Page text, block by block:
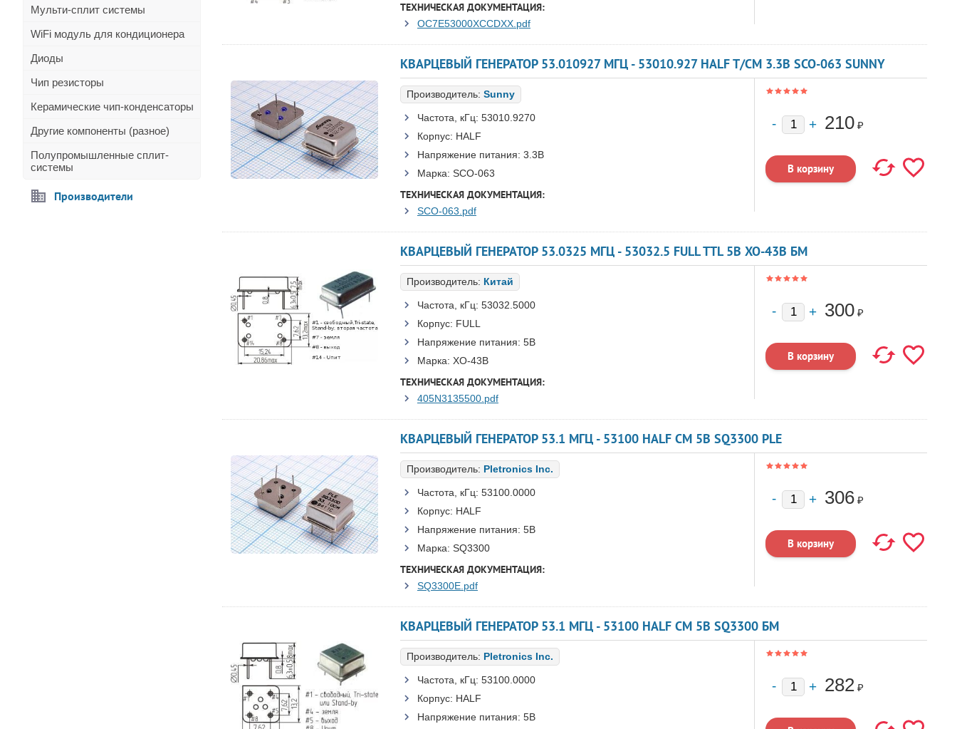
Мульти-сплит системы
WiFi модуль для кондиционера
Диоды
Чип резисторы
Керамические чип-конденсаторы
Другие компоненты (разное)
Полупромышленные сплит-
системы
Производители
ТЕХНИЧЕСКАЯ ДОКУМЕНТАЦИЯ:
OC7E53000XCCDXX.pdf
КВАРЦЕВЫЙ ГЕНЕРАТОР 53.010927 МГЦ - 53010.927 HALF T/CM 3.3В SCO-063 SUNNY
Производитель: Sunny
Частота, кГц: 53010.9270
Корпус: HALF
Напряжение питания: 3.3В
Марка: SCO-063
ТЕХНИЧЕСКАЯ ДОКУМЕНТАЦИЯ:
SCO-063.pdf
210 ₽
КВАРЦЕВЫЙ ГЕНЕРАТОР 53.0325 МГЦ - 53032.5 FULL TTL 5В XO-43B БМ
Производитель: Китай
Частота, кГц: 53032.5000
Корпус: FULL
Напряжение питания: 5В
Марка: XO-43B
ТЕХНИЧЕСКАЯ ДОКУМЕНТАЦИЯ:
405N3135500.pdf
300 ₽
КВАРЦЕВЫЙ ГЕНЕРАТОР 53.1 МГЦ - 53100 HALF CM 5В SQ3300 PLE
Производитель: Pletronics Inc.
Частота, кГц: 53100.0000
Корпус: HALF
Напряжение питания: 5В
Марка: SQ3300
ТЕХНИЧЕСКАЯ ДОКУМЕНТАЦИЯ:
SQ3300E.pdf
306 ₽
КВАРЦЕВЫЙ ГЕНЕРАТОР 53.1 МГЦ - 53100 HALF CM 5В SQ3300 БМ
Производитель: Pletronics Inc.
Частота, кГц: 53100.0000
Корпус: HALF
Напряжение питания: 5В
282 ₽